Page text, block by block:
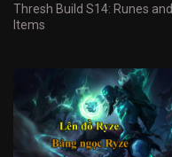
Thresh Build S14: Runes and
Items